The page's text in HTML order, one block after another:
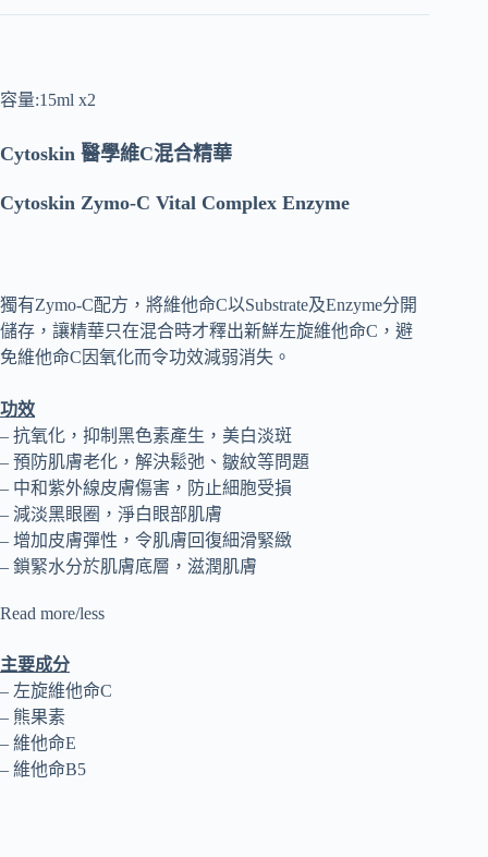
容量:15ml x2
Cytoskin 醫學維C混合精華
Cytoskin Zymo-C Vital Complex Enzyme
獨有Zymo-C配方，將維他命C以Substrate及Enzyme分開
儲存，讓精華只在混合時才釋出新鮮左旋維他命C，避
免維他命C因氧化而令功效減弱消失。
功效
– 抗氧化，抑制黑色素產生，美白淡斑
– 預防肌膚老化，解決鬆弛、皺紋等問題
– 中和紫外線皮膚傷害，防止細胞受損
– 減淡黑眼圈，淨白眼部肌膚
– 增加皮膚彈性，令肌膚回復細滑緊緻
– 鎖緊水分於肌膚底層，滋潤肌膚
Read more/less
主要成分
– 左旋維他命C
– 熊果素
– 維他命E
– 維他命B5